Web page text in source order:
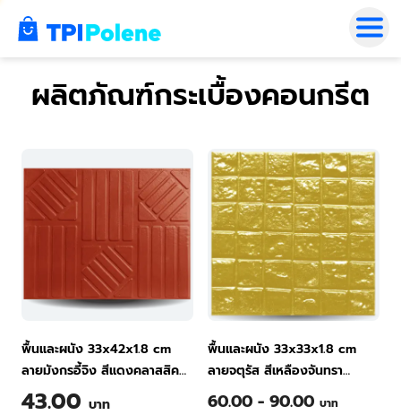
0
ผลิตภัณฑ์กระเบื้องคอนกรีต
พื้นและผนัง 33x42x1.8 cm
ลายมังกรอี้จิง สีแดงคลาสสิค
กระเบื้องพื้นคอนกรีต ทีพีไอ
43.00 บาท
พื้นและผนัง 33x33x1.8 cm
ลายจตุรัส สีเหลืองจันทรา
กระเบื้องพื้นคอนกรีต ทีพีไอ
60.00 - 90.00 บาท